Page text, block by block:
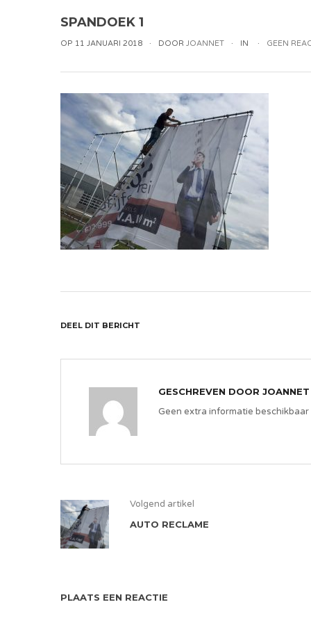
SPANDOEK 1
OP 11 JANUARI 2018 DOOR JOANNET IN GEEN
DEEL DIT BERICHT
GESCHREVEN DOOR JOANNET
Geen extra informatie beschikbaar
Volgend artikel
AUTO RECLAME
PLAATS EEN REACTIE